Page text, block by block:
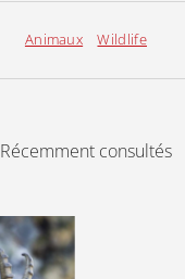
Animaux Wildlife
Récemment consultés